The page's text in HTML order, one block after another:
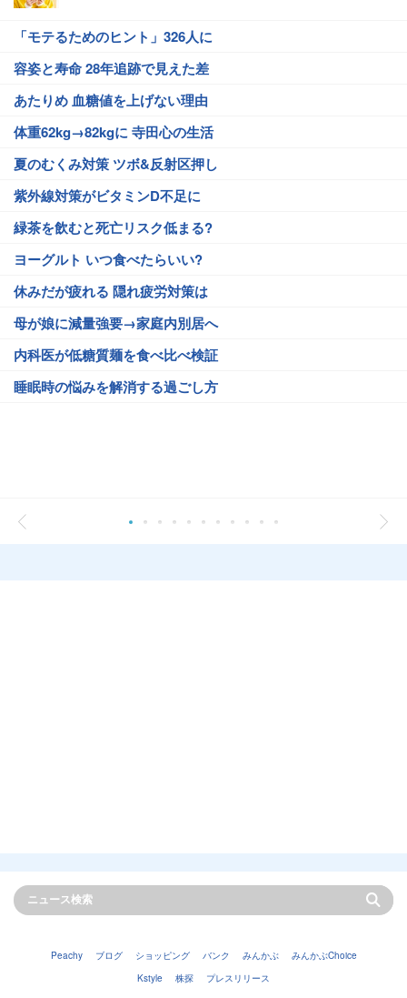
「モテるためのヒント」326人に
容姿と寿命 28年追跡で見えた差
あたりめ 血糖値を上げない理由
体重62kg→82kgに 寺田心の生活
夏のむくみ対策 ツボ&反射区押し
紫外線対策がビタミンD不足に
緑茶を飲むと死亡リスク低まる?
ヨーグルト いつ食べたらいい?
休みだが疲れる 隠れ疲労対策は
母が娘に減量強要→家庭内別居へ
内科医が低糖質麺を食べ比べ検証
睡眠時の悩みを解消する過ごし方
Peachy ブログ ショッピング バンク みんかぶ
みんかぶChoice
Kstyle
株探 プレスリリース